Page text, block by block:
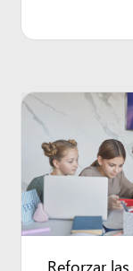
Reforzar las